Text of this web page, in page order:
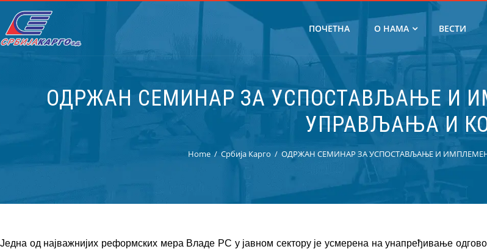
ПОЧЕТНА О НАМА ВЕСТИ
ОДРЖАН СЕМИНАР ЗА УСПОСТАВЉАЊЕ И
УПРАВЉАЊА И
Home Србија Карго ОДРЖАН СЕМИНАР ЗА УСПОСТАВЉАЊЕ И
Једна од најважнијих реформских мера Владе РС у јавном сектору је усмерена на унапређивање